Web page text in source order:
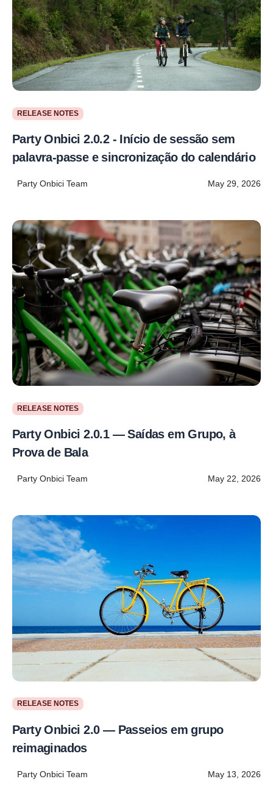
RELEASE NOTES
Party Onbici 2.0.2 - Início de sessão sem
palavra-passe e sincronização do calendário
Party Onbici Team May 29, 2026
RELEASE NOTES
Party Onbici 2.0.1 — Saídas em Grupo, à
Prova de Bala
Party Onbici Team May 22, 2026
RELEASE NOTES
Party Onbici 2.0 — Passeios em grupo
reimaginados
Party Onbici Team May 13, 2026